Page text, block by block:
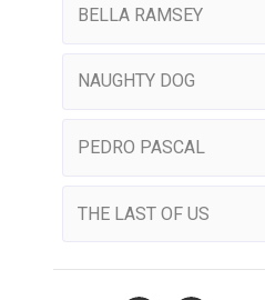
BELLA RAMSEY
NAUGHTY DOG
PEDRO PASCAL
THE LAST OF US